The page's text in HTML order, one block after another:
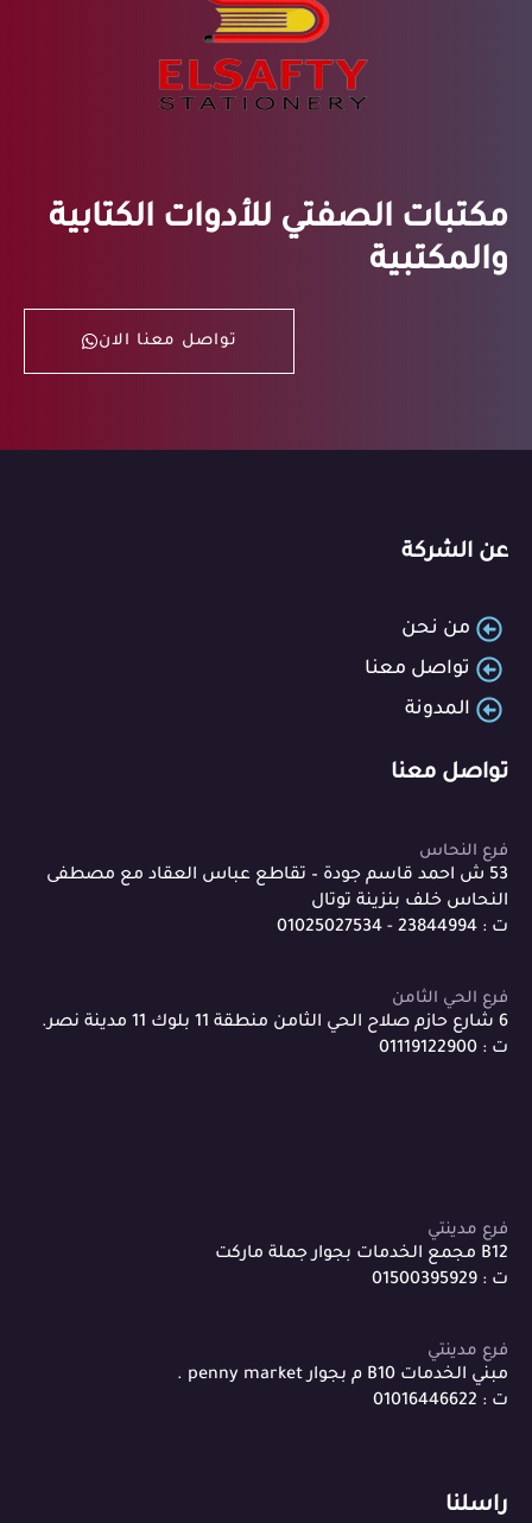
مكتبات الصفتي للأدوات الكتابية
والمكتبية
تواصل معنا الان
عن الشركة
من نحن
تواصل معنا
المدونة
تواصل معنا
فرع النحاس
53 ش احمد قاسم جودة – تقاطع عباس العقاد مع مصطفى
النحاس خلف بنزينة توتال
ت : 23844994 - 01025027534
فرع الحي الثامن
6 شارع حازم صلاح الحي الثامن منطقة 11 بلوك 11 مدينة نصر.
ت : 01119122900
فرع مدينتي
B12 مجمع الخدمات بجوار جملة ماركت
ت : 01500395929
فرع مدينتي
مبني الخدمات B10 م بجوار penny market .
ت : 01016446622
راسلنا